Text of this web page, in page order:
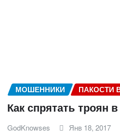
МОШЕННИКИ ПАКОСТИ В
Как спрятать троян
GodKnowses Янв 18, 2017